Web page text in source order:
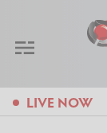
LIVE NOW